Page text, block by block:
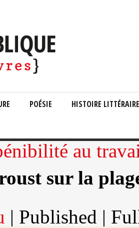
POÉSIE HISTOIRE LITTÉRAIRE
au
sur la
| Published |